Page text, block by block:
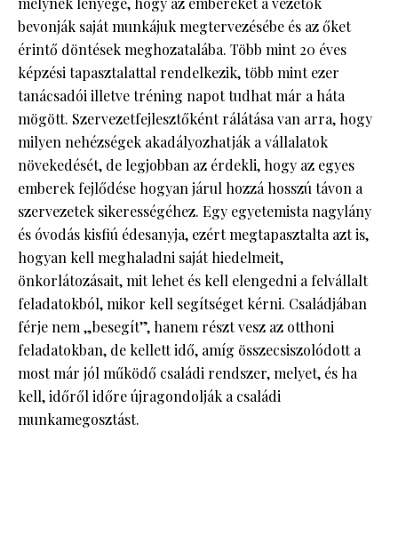
bevonják saját munkájuk megtervezésébe és az őket
érintő döntések meghozatalába. Több mint 20 éves
képzési tapasztalattal rendelkezik, több mint ezer
tanácsadói illetve tréning napot tudhat már a háta
mögött. Szervezetfejlesztőként rálátása van arra, hogy
milyen nehézségek akadályozhatják a vállalatok
növekedését, de legjobban az érdekli, hogy az egyes
emberek fejlődése hogyan járul hozzá hosszú távon a
szervezetek sikerességéhez. Egy egyetemista nagylány
és óvodás kisfiú édesanyja, ezért megtapasztalta azt is,
hogyan kell meghaladni saját hiedelmeit,
önkorlátozásait, mit lehet és kell elengedni a felvállalt
feladatokból, mikor kell segítséget kérni. Családjában
férje nem „besegít”, hanem részt vesz az otthoni
feladatokban, de kellett idő, amíg összecsiszolódott a
most már jól működő családi rendszer, melyet, és ha
kell, időről időre újragondolják a családi
munkamegosztást.